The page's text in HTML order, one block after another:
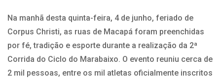
Na manhã desta quinta-feira, 4 de junho, feriado de
Corpus Christi, as ruas de Macapá foram preenchidas
por fé, tradição e esporte durante a realização da 2ª
Corrida do Ciclo do Marabaixo. O evento reuniu cerca de
2 mil pessoas, entre os mil atletas oficialmente inscritos